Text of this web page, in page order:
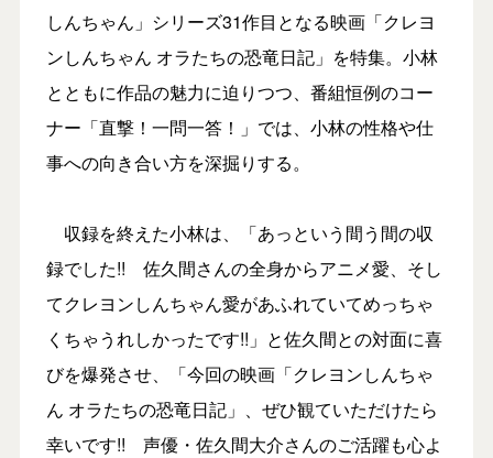
しんちゃん」シリーズ31作目となる映画「クレヨ
ンしんちゃん オラたちの恐竜日記」を特集。小林
とともに作品の魅力に迫りつつ、番組恒例のコー
ナー「直撃！一問一答！」では、小林の性格や仕
事への向き合い方を深掘りする。
収録を終えた小林は、「あっという間う間の収
録でした!! 佐久間さんの全身からアニメ愛、そし
てクレヨンしんちゃん愛があふれていてめっちゃ
くちゃうれしかったです!!」と佐久間との対面に喜
びを爆発させ、「今回の映画「クレヨンしんちゃ
ん オラたちの恐竜日記」、ぜひ観ていただけたら
幸いです!! 声優・佐久間大介さんのご活躍も心よ